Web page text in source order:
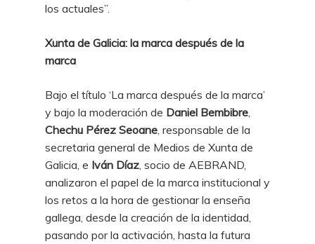
los actuales”.
Xunta de Galicia: la marca después de la
marca
Bajo el título ‘La marca después de la marca’
y bajo la moderación de Daniel Bembibre
Chechu Pérez Seoane , responsable de la
secretaria general de Medios de Xunta de
Galicia, e Iván Díaz , socio de AEBRAND,
analizaron el papel de la marca institucional y
los retos a la hora de gestionar la enseña
gallega, desde la creación de la identidad,
pasando por la activación, hasta la futura